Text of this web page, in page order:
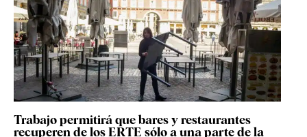
Trabajo permitirá que bares y restaurantes
recuperen de los ERTE sólo a una parte de la